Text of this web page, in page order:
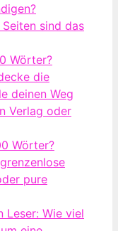
sind das
Wörter?
die
deinen Weg
Verlag oder
Wörter?
pure
Leser: Wie viel